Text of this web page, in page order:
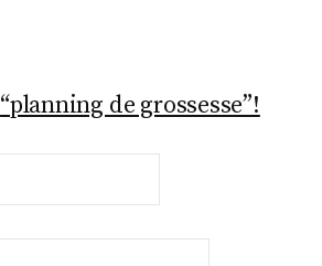
“planning de grossesse”!